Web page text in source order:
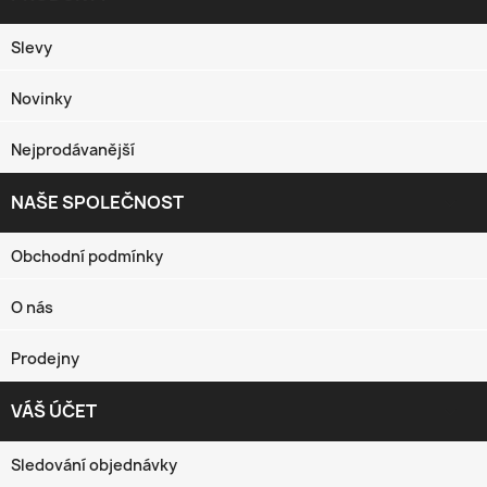
Slevy
Novinky
Nejprodávanější
NAŠE SPOLEČNOST
Obchodní podmínky
O nás
Prodejny
VÁŠ ÚČET
Sledování objednávky